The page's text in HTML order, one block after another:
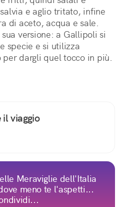
e aglio tritato, infine
di aceto, acqua e sale.
versione: a Gallipoli si
specie e si utilizza
dargli quel tocco in più.
il viaggio
Meraviglie dell'Italia
meno te l'aspetti...